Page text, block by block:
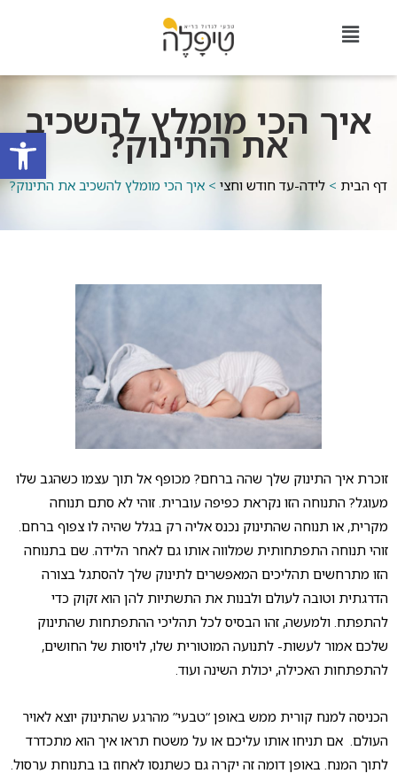
פתח
איך הכי מומלץ להשכיב
את התינוק?
דף הבית > לידה-עד חודש וחצי > איך הכי מומלץ להשכיב את התינוק?
זוכרת איך התינוק שלך שהה ברחם? מכופף אל תוך עצמו כשהגב שלו
מעוגל? התנוחה הזו נקראת כפיפה עוברית. זוהי לא סתם תנוחה
מקרית, או תנוחה שהתינוק נכנס אליה רק בגלל שהיה לו צפוף ברחם.
זוהי תנוחה התפתחותית שמלווה אותו גם לאחר הלידה. שם בתנוחה
הזו מתרחשים תהליכים המאפשרים לתינוק שלך להסתגל בצורה
הדרגתית וטובה לעולם ולבנות את התשתיות להן הוא זקוק כדי
להתפתח. ולמעשה, זהו הבסיס לכל תהליכי ההתפתחות שהתינוק
שלכם אמור לעשות- לתנועה המוטורית שלו, לויסות של החושים,
להתפתחות האכילה, יכולת השינה ועוד.
הכניסה למנח קורית ממש באופן “טבעי” מהרגע שהתינוק יוצא לאויר
העולם. אם תניחו אותו עליכם או על משטח תראו איך הוא מתכדרד
לתוך המנח. באופן דומה זה יקרה גם כשתנסו לאחוז בו בתנוחת ערסול.